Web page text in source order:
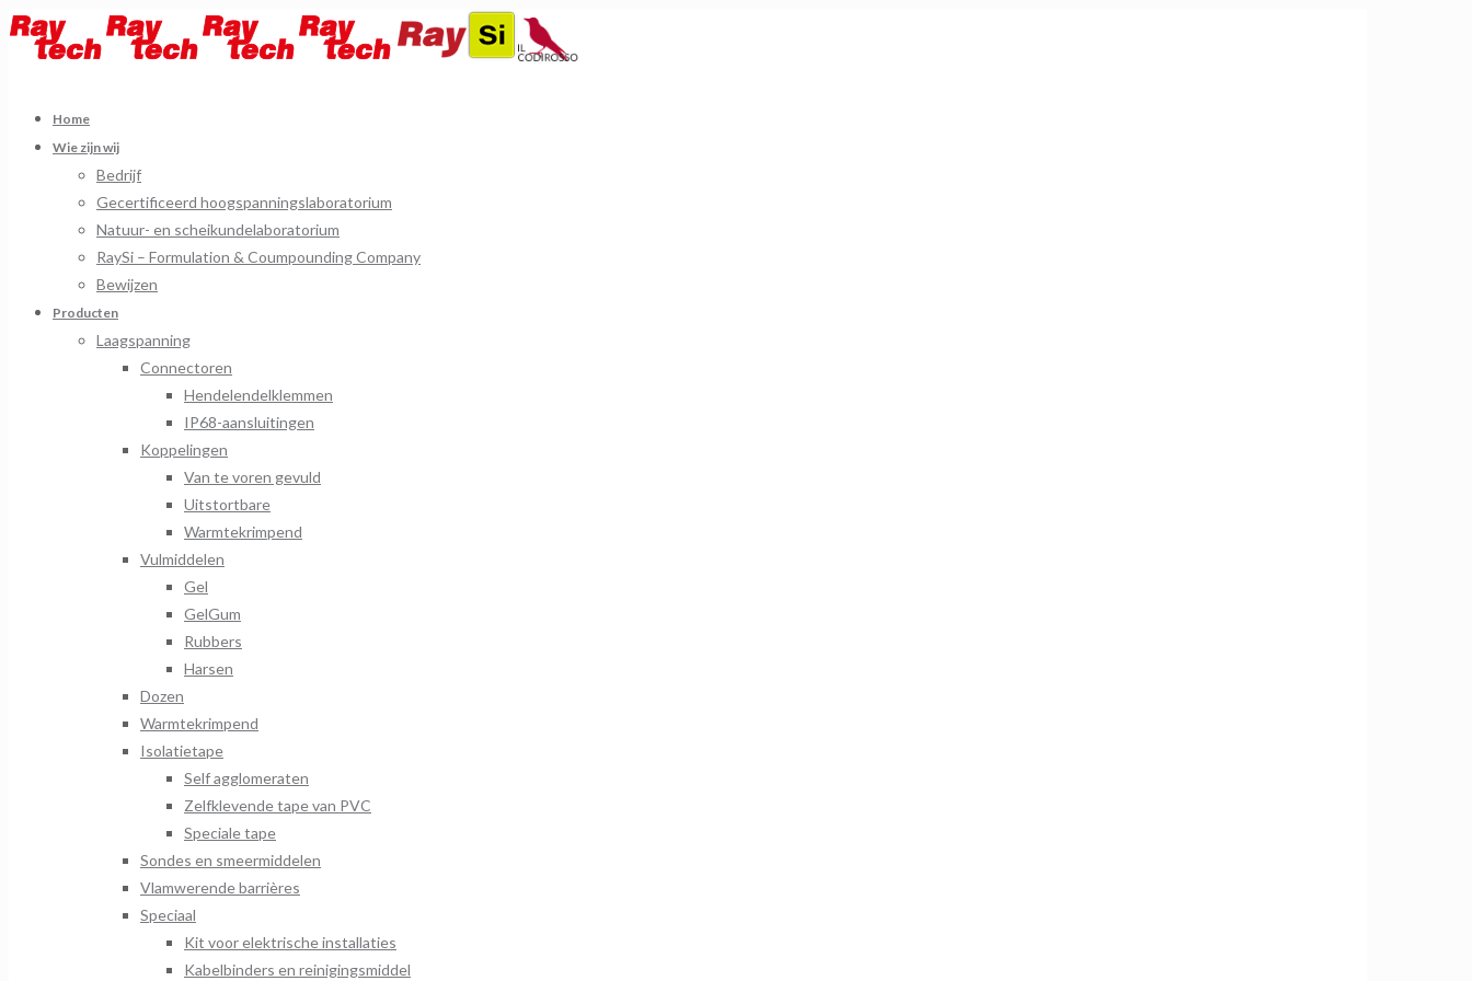
Home
Wie zijn wij
Bedrijf
Gecertificeerd hoogspanningslaboratorium
Natuur- en scheikundelaboratorium
RaySi – Formulation & Coumpounding Company
Bewijzen
Producten
Laagspanning
Connectoren
Hendelendelklemmen
IP68-aansluitingen
Koppelingen
Van te voren gevuld
Uitstortbare
Warmtekrimpend
Vulmiddelen
Gel
GelGum
Rubbers
Harsen
Dozen
Warmtekrimpend
Isolatietape
Self agglomeraten
Zelfklevende tape van PVC
Speciale tape
Sondes en smeermiddelen
Vlamwerende barrières
Speciaal
Kit voor elektrische installaties
Kabelbinders en reinigingsmiddel